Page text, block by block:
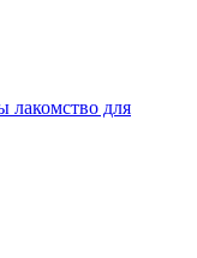
лакомство для